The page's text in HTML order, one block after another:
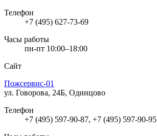
Телефон
+7 (495) 627-73-69
Часы работы
пн-пт 10:00–18:00
Сайт
Пожсервис-01
ул. Говорова, 24Б, Одинцово
Телефон
+7 (495) 597-90-87, +7 (495) 597-90-95